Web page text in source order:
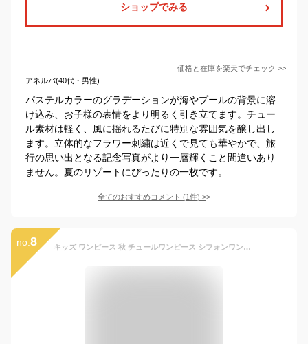
ショップでみる
価格と在庫を楽天でチェック >>
アネルバ(40代・男性)
パステルカラーのグラデーションが海やプールの背景に溶
け込み、お子様の表情をより明るく引き立てます。チュー
ル素材は軽く、風に揺れるたびに特別な雰囲気を醸し出し
ます。立体的なフラワー刺繍は近くで見ても華やかで、旅
行の思い出となる記念写真がより一層輝くこと間違いあり
ません。夏のリゾートにぴったりの一枚です。
全てのおすすめコメント (1件) >
no. 8 キッズ ワンピース 秋 チュールワンピース シフォンワンピース 異素材 ワンピ ワンピース ニット 女の子 春 秋 ゆったり 可愛い ジュニア 長袖 チュール こども 子ども プリンセス ゆめかわ かわいい パステル レインボー ラメ KWEA147